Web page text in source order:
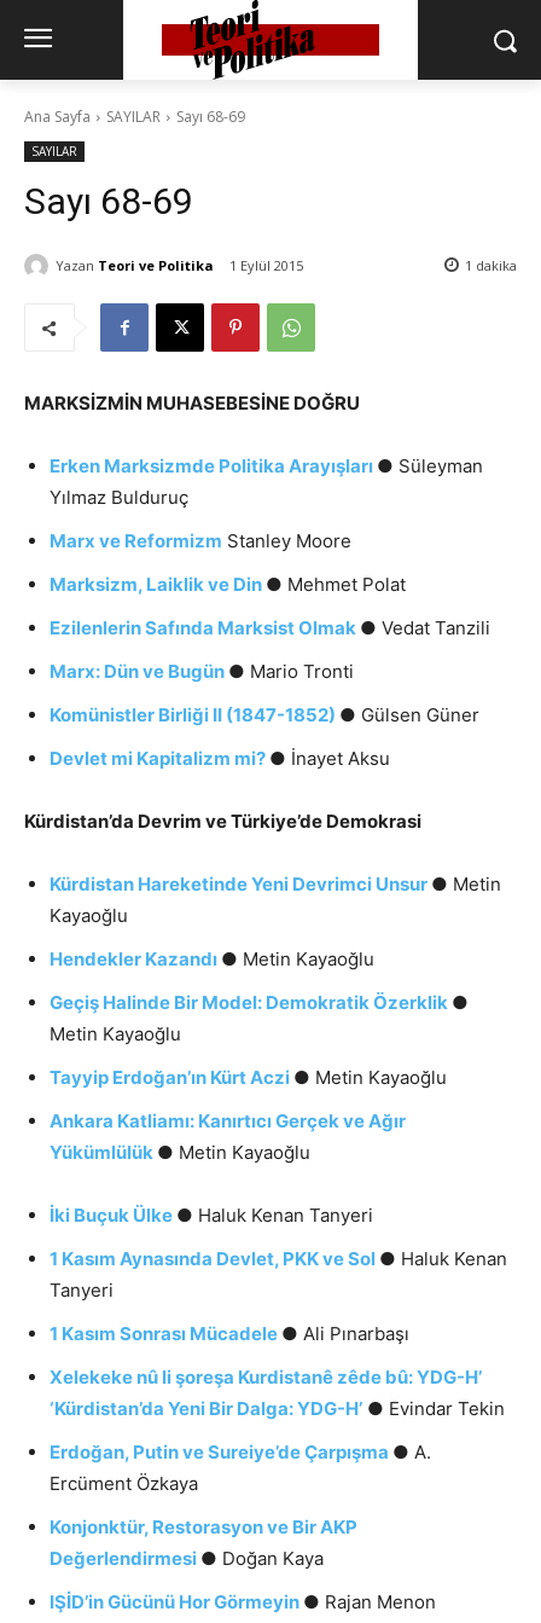
Ana Sayfa SAYILAR Sayı 68-69
SAYILAR
Sayı 68-69
Yazan Teori ve Politika 1 Eylül 2015 1 dakika
MARKSİZMİN MUHASEBESİNE DOĞRU
Erken Marksizmde Politika Arayışları ● Süleyman
Yılmaz Bulduruç
Marx ve Reformizm Stanley Moore
Marksizm, Laiklik ve Din ● Mehmet Polat
Ezilenlerin Safında Marksist Olmak ● Vedat Tanzili
Marx: Dün ve Bugün ● Mario Tronti
Komünistler Birliği II (1847-1852) ● Gülsen Güner
Devlet mi Kapitalizm mi? ● İnayet Aksu
Kürdistan’da Devrim ve Türkiye’de Demokrasi
Kürdistan Hareketinde Yeni Devrimci Unsur ● Metin
Kayaoğlu
Hendekler Kazandı ● Metin Kayaoğlu
Geçiş Halinde Bir Model: Demokratik Özerklik ●
Metin Kayaoğlu
Tayyip Erdoğan’ın Kürt Aczi ● Metin Kayaoğlu
Ankara Katliamı: Kanırtıcı Gerçek ve Ağır
Yükümlülük ● Metin Kayaoğlu
İki Buçuk Ülke ● Haluk Kenan Tanyeri
1 Kasım Aynasında Devlet, PKK ve Sol ● Haluk Kenan
Tanyeri
1 Kasım Sonrası Mücadele ● Ali Pınarbaşı
Xelekeke nû li şoreşa Kurdistanê zêde bû: YDG-H’
‘Kürdistan’da Yeni Bir Dalga: YDG-H’ ● Evindar Tekin
Erdoğan, Putin ve Sureiye’de Çarpışma ● A.
Ercüment Özkaya
Konjonktür, Restorasyon ve Bir AKP
Değerlendirmesi ● Doğan Kaya
IŞİD’inGücünü Hor Görmeyin ● Rajan Menon